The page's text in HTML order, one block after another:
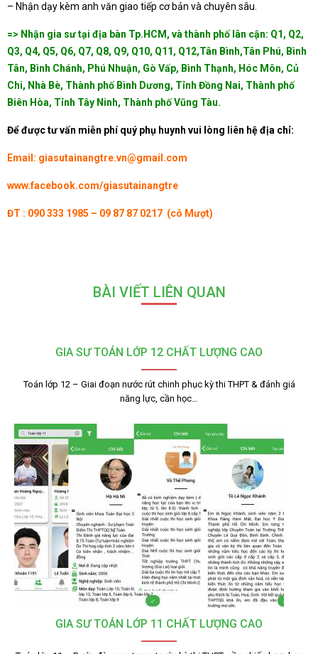
– Nhận dạy kèm anh văn giao tiếp cơ bản và chuyên sâu.
=> Nhận gia sư tại địa bàn Tp.HCM, và thành phố lân cận: Q1, Q2,
Q3, Q4, Q5, Q6, Q7, Q8, Q9, Q10, Q11, Q12,Tân Bình,Tân Phú, Bình
Tân, Bình Chánh, Phú Nhuận, Gò Vấp, Bình Thạnh, Hóc Môn, Củ
Chi, Nhà Bè, Thành phố Bình Dương, Tỉnh Đồng Nai, Thành phố
Biên Hòa, Tỉnh Tây Ninh, Thành phố Vũng Tàu.
Để được tư vấn miễn phí quý phụ huynh vui lòng liên hệ địa chỉ:
Email: giasutainangtre.vn@gmail.com
www.facebook.com/giasutainangtre
ĐT : 090 333 1985 – 09 87 87 0217 (cô Mượt)
BÀI VIẾT LIÊN QUAN
GIA SƯ TOÁN LỚP 12 CHẤT LƯỢNG CAO
Toán lớp 12 – Giai đoạn nước rút chinh phục kỳ thi THPT & đánh giá
năng lực, cần học…
GIA SƯ TOÁN LỚP 11 CHẤT LƯỢNG CAO